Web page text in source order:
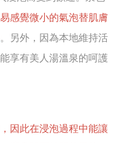
感覺微小的氣泡替肌膚
。另外，因為本地維持活
享有美人湯溫泉的呵護
因此在浸泡過程中能讓